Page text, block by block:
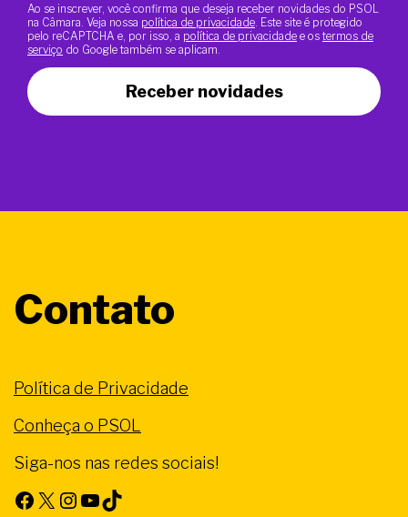
Ao se inscrever, você confirma que deseja receber novidades do PSOL
na Câmara. Veja nossa política de privacidade . Este site é protegido
pelo reCAPTCHA e, por isso, a política de privacidade e os termos de
serviço do Google também se aplicam.
Receber novidades
Contato
Política de Privacidade
Conheça o PSOL
Siga-nos nas redes sociais!
Facebook X Instagram Youtube TikTok